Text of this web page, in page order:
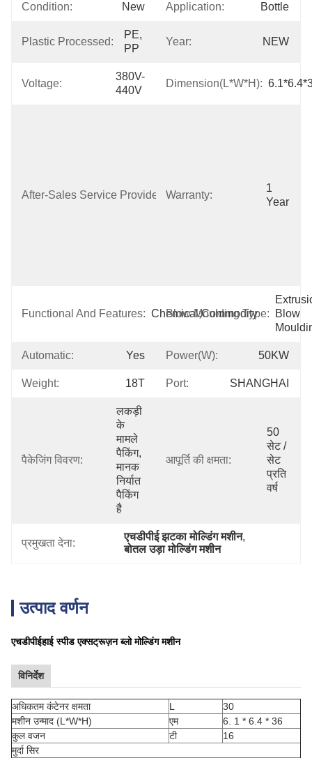
Condition: New Application: Bottle
Plastic Processed:
PE,
PP
Year: NEW
Voltage:
380V-
440V
Dimension(L*W*H):
After-Sales Service Provided:
And Training,
Field
Warranty:
1
Year
Functional And Features: Chemical;Commodity
Blow Moulding Type:
Blow
Automatic: Yes Power(W): 50KW
Weight: 18T Port: SHANGHAI
पैकेजिंग विवरण:
लकड़ी
के
मामले
पैकिंग,
मानक
निर्यात
पैकिंग
है
आपूर्ति की क्षमता:
50
सेट /
सेट
प्रति
वर्ष
प्रमुखता देना:
एचडीपीई झटका मोल्डिंग मशीन,
बोतल उड़ा मोल्डिंग मशीन
उत्पाद वर्णन
एचडीपीईहाई स्पीड एक्सट्रूज़न ब्लो मोल्डिंग मशीन
विनिर्देश
अधिकतम कंटेनर क्षमता L
30
मशीन उन्माद (L*W*H)
एम
6. 1 * 6.4 * 36
कुल वजन
टी
16
मुर्दा सिर